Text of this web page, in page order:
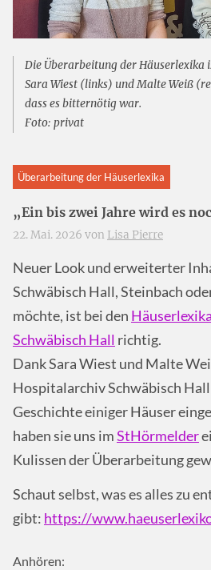
Die Überarbeitung der Häuserlexika
Sara Wiest (links) und Malte Weiß
dass es bitternötig war.
Foto: privat
Überarbeitung der Häuserlexika
„Ein bis zwei Jahre wird es
22. Mai. 2026 von Lisa Pierre
Neuer Look und erweiterter
Schwäbisch Hall, Steinbach
möchte, ist bei den
Schwäbisch Hall richtig.
Dank Sara Wiest und Malte
Hospitalarchiv Schwäbisch
Geschichte einiger Häuser
haben sie uns imStHörmelder
Kulissen der Überarbeitung
Schaut selbst, was es alles zu
gibt: https://
Anhören: